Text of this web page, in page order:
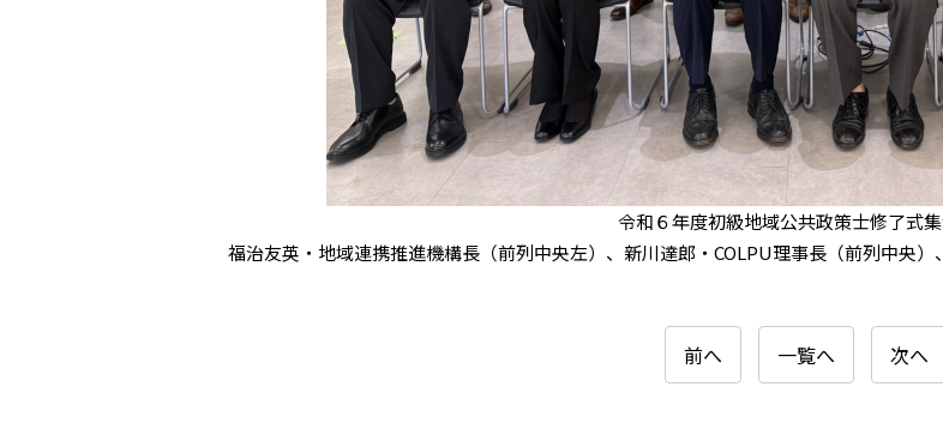
令和６年度初級地域公共政策士修了式
福治友英・地域連携推進機構長（前列中央左）、新川達郎・COLPU理事長（前列中央
前へ 一覧へ 次へ